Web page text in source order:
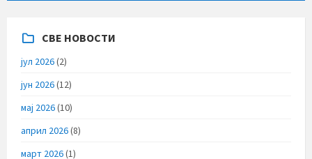
СВЕ НОВОСТИ
јул 2026(2)
јун 2026(12)
мај 2026(10)
април 2026(8)
март 2026(1)